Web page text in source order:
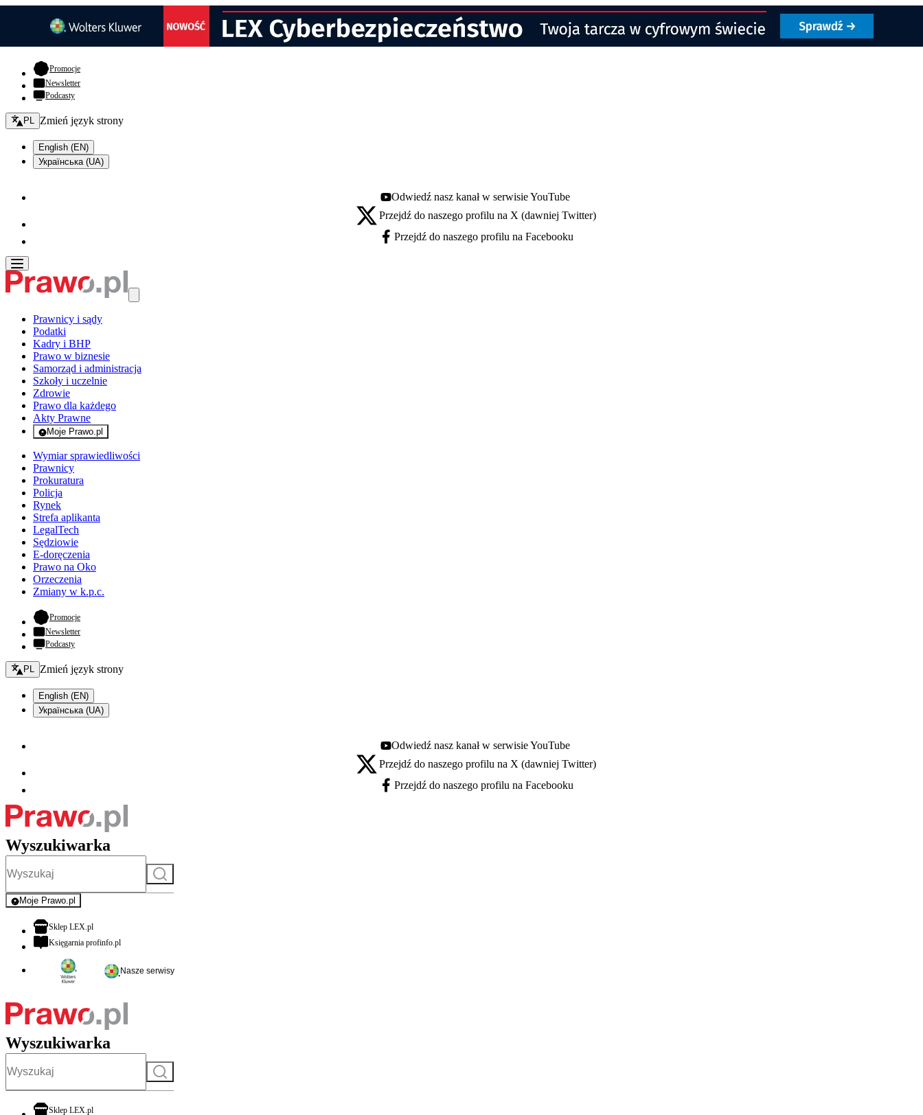
Promocje- otwiera się w nowej karcie
Newsletter
Podcasty
Zmień język - bieżący:
PL Zmień język strony
English (EN)
Українська (UA)
Youtube - otwiera się w nowej karcie
Odwiedź nasz kanał w serwisie YouTube
X - otwiera się w nowej karcie
Przejdź do naszego profilu na X (dawniej Twitter)
Facebook - otwiera się w nowej karcie
Przejdź do naszego profilu na Facebooku
Prawnicy i sądy
Podatki
Kadry i BHP
Prawo w biznesie
Samorząd i administracja
Szkoły i uczelnie
Zdrowie
Prawo dla każdego
Akty Prawne
Moje Prawo.pl
- rejestracja i logowanie do serwisu
Wymiar sprawiedliwości
Prawnicy
Prokuratura
Policja
Rynek
Strefa aplikanta
LegalTech
Sędziowie
E-doręczenia
Prawo na Oko
Orzeczenia
Zmiany w k.p.c.
Promocje- otwiera się w nowej karcie
Newsletter
Podcasty
Zmień język - bieżący:
PL Zmień język strony
English (EN)
Українська (UA)
Youtube - otwiera się w nowej karcie
Odwiedź nasz kanał w serwisie YouTube
X - otwiera się w nowej karcie
Przejdź do naszego profilu na X (dawniej Twitter)
Facebook - otwiera się w nowej karcie
Przejdź do naszego profilu na Facebooku
Wyszukiwarka
Szukaj
Moje Prawo.pl
- rejestracja i logowanie do serwisu
Sklep LEX.plotwiera się w nowej karcie
Księgarnia profinfo.plotwiera się w nowej karcie
Nasze serwisy
Wyszukiwarka
Szukaj
Sklep LEX.plotwiera się w nowej karcie